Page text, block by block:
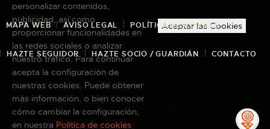
MAPA WEB AVISO LEGAL POLÍTICA DE COOKIES
HAZTE SEGUIDOR HAZTE SOCIO / GUARDIÁN CONTACTO
Copyright © 2026 El Museo Canario · Todos
los derechos reservados
personalizar contenidos,
publicidad, así como
proporcionar funcionalidades en
las redes sociales o analizar
nuestro tráfico. Para continuar
acepta la configuración de
nuestras cookies. Puede obtener
más información, o bien conocer
cómo cambiar la configuración,
en nuestra Política de cookies
Aceptar las Cookies